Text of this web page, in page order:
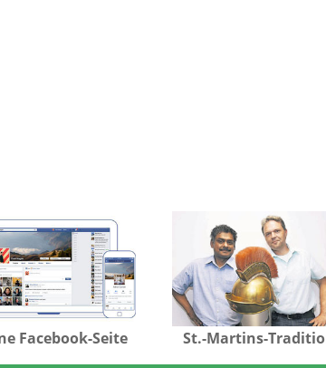
Facebook-Seite St.-Martins-